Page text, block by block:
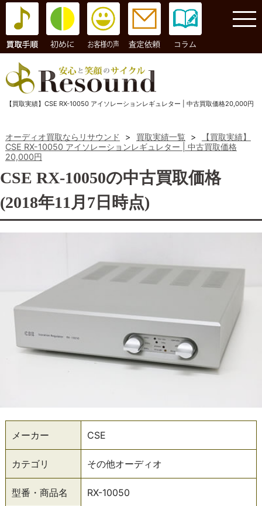
コラム
【買取実績】CSE RX-10050 アイソレーションレギュレター | 中古買取価格20,000円
オーディオ買取ならリサウンド > 買取実績一覧 >
【買取実績】
CSE RX-10050 アイソレーションレギュレター | 中古買取価格
20,000円
CSE RX-10050の中古買取価格
(2018年11月7日時点)
メーカー CSE
カテゴリ その他オーディオ
型番・商品名 RX-10050